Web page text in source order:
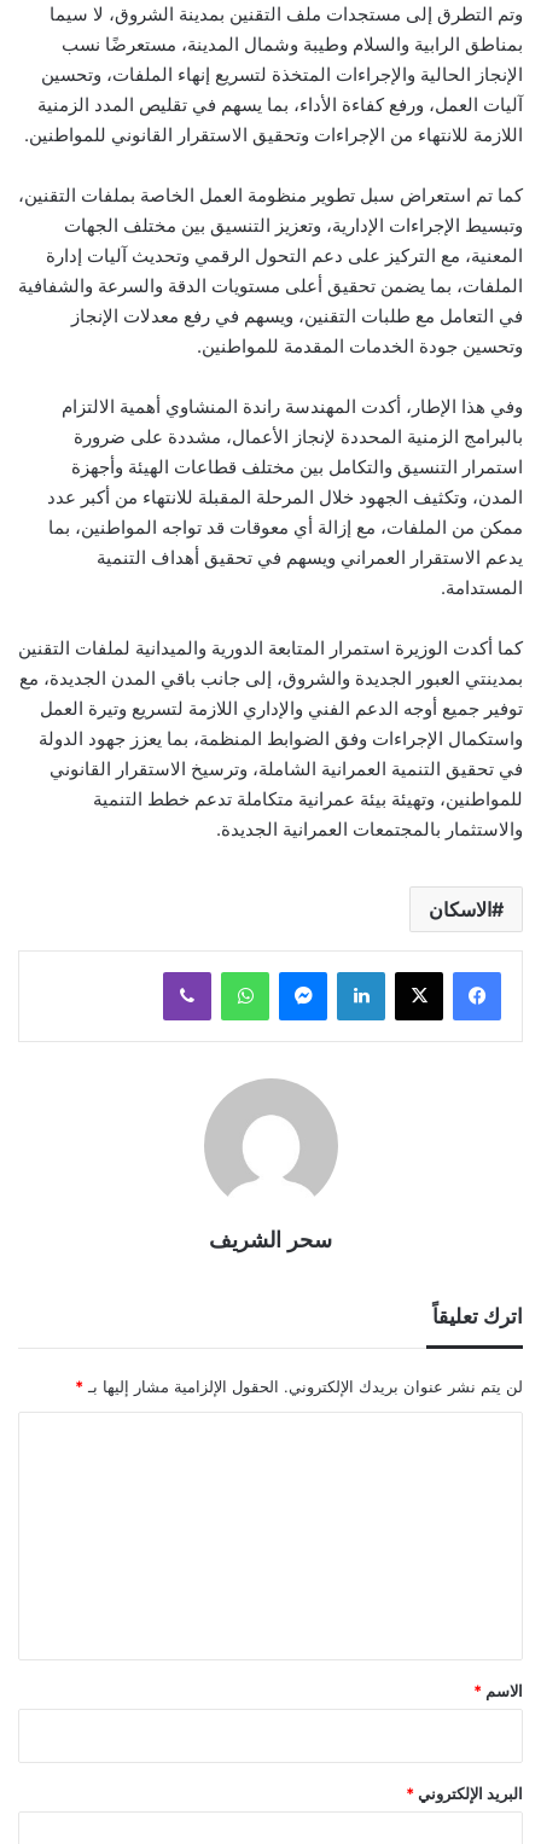
وتم التطرق إلى مستجدات ملف التقنين بمدينة الشروق، لا سيما
بمناطق الرابية والسلام وطيبة وشمال المدينة، مستعرضًا نسب
الإنجاز الحالية والإجراءات المتخذة لتسريع إنهاء الملفات، وتحسين
آليات العمل، ورفع كفاءة الأداء، بما يسهم في تقليص المدد الزمنية
اللازمة للانتهاء من الإجراءات وتحقيق الاستقرار القانوني للمواطنين.
كما تم استعراض سبل تطوير منظومة العمل الخاصة بملفات التقنين،
وتبسيط الإجراءات الإدارية، وتعزيز التنسيق بين مختلف الجهات
المعنية، مع التركيز على دعم التحول الرقمي وتحديث آليات إدارة
الملفات، بما يضمن تحقيق أعلى مستويات الدقة والسرعة والشفافية
في التعامل مع طلبات التقنين، ويسهم في رفع معدلات الإنجاز
وتحسين جودة الخدمات المقدمة للمواطنين.
وفي هذا الإطار، أكدت المهندسة راندة المنشاوي أهمية الالتزام
بالبرامج الزمنية المحددة لإنجاز الأعمال، مشددة على ضرورة
استمرار التنسيق والتكامل بين مختلف قطاعات الهيئة وأجهزة
المدن، وتكثيف الجهود خلال المرحلة المقبلة للانتهاء من أكبر عدد
ممكن من الملفات، مع إزالة أي معوقات قد تواجه المواطنين، بما
يدعم الاستقرار العمراني ويسهم في تحقيق أهداف التنمية
المستدامة.
كما أكدت الوزيرة استمرار المتابعة الدورية والميدانية لملفات التقنين
بمدينتي العبور الجديدة والشروق، إلى جانب باقي المدن الجديدة، مع
توفير جميع أوجه الدعم الفني والإداري اللازمة لتسريع وتيرة العمل
واستكمال الإجراءات وفق الضوابط المنظمة، بما يعزز جهود الدولة
في تحقيق التنمية العمرانية الشاملة، وترسيخ الاستقرار القانوني
للمواطنين، وتهيئة بيئة عمرانية متكاملة تدعم خطط التنمية
والاستثمار بالمجتمعات العمرانية الجديدة.
الاسكان
لينكدإن ماسنجر واتساب ڤايبر
سحر الشريف
اترك تعليقاً
لن يتم نشر عنوان بريدك الإلكتروني. الحقول الإلزامية مشار إليها بـ *
*
الاسم *
البريد الإلكتروني *